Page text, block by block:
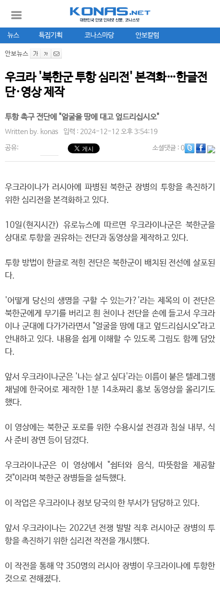
뉴스 특집기획 코나스마당 안보칼럼
안보뉴스
우크라 '북한군 투항 심리전' 본격화…한글전
단·영상 제작
투항 촉구 전단에 "얼굴을 땅에 대고 엎드리십시오"
Written by. konas 입력 : 2024-12-12 오후 3:54:19
공유: 소셜댓글: 0
우크라이나가 러시아에 파병된 북한군 장병의 투항을 촉진하기
위한 심리전을 본격화하고 있다.
10일(현지시간) 유로뉴스에 따르면 우크라이나군은 북한군을
상대로 투항을 권유하는 전단과 동영상을 제작하고 있다.
투항 방법이 한글로 적힌 전단은 북한군이 배치된 전선에 살포된
다.
'어떻게 당신의 생명을 구할 수 있는가?'라는 제목의 이 전단은
북한군에게 무기를 버리고 흰 천이나 전단을 손에 들고서 우크라
이나 군대에 다가가라면서 "얼굴을 땅에 대고 엎드리십시오"라고
안내하고 있다. 내용을 쉽게 이해할 수 있도록 그림도 함께 담았
다.
앞서 우크라이나군은 '나는 살고 싶다'라는 이름이 붙은 텔레그램
채널에 한국어로 제작한 1분 14초짜리 홍보 동영상을 올리기도
했다.
이 영상에는 북한군 포로를 위한 수용시설 전경과 침실 내부, 식
사 준비 장면 등이 담겼다.
우크라이나군은 이 영상에서 "쉼터와 음식, 따뜻함을 제공할
것"이라며 북한군 장병들을 설득했다.
이 작업은 우크라이나 정보 당국의 한 부서가 담당하고 있다.
앞서 우크라이나는 2022년 전쟁 발발 직후 러시아군 장병의 투
항을 촉진하기 위한 심리전 작전을 개시했다.
이 작전을 통해 약 350명의 러시아 장병이 우크라이나에 투항한
것으로 전해졌다.